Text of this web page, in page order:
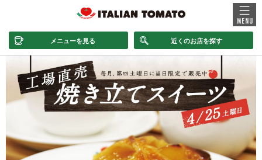
メニューを見る 近くのお店を探す